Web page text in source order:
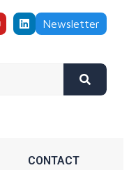
Newsletter
CONTACT